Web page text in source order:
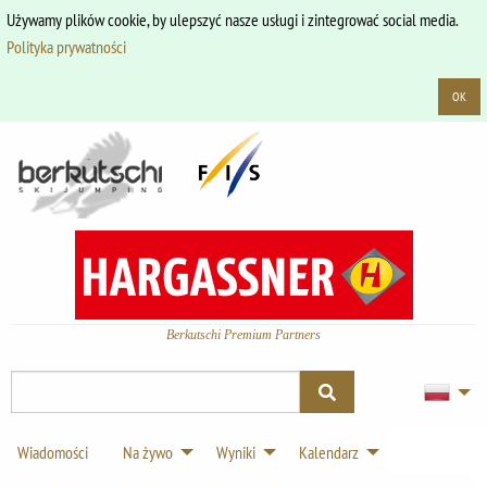
Używamy plików cookie, by ulepszyć nasze usługi i zintegrować social media.
Polityka prywatności
OK
Berkutschi Premium Partners
Wiadomości Na żywo Wyniki
Kalendarz